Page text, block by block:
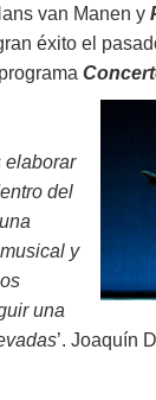
van Manen y
éxito el
elaborar
del
y
una
’. Joaquín